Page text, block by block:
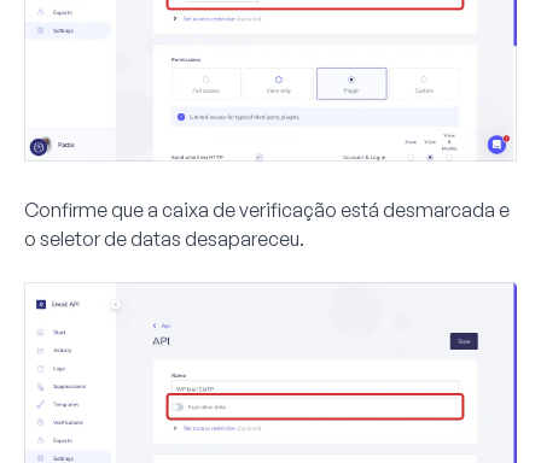
Confirme que a caixa de verificação está desmarcada e
o seletor de datas desapareceu.